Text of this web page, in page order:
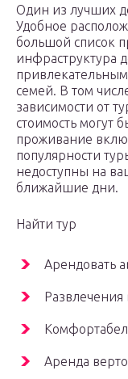
Один из лучших
Удобное
большой список
инфраструктура
семей. В том
зависимости от
стоимость могут
проживание
популярности
недоступны на
ближайшие дни.
Найти тур
Арендовать
Аренда